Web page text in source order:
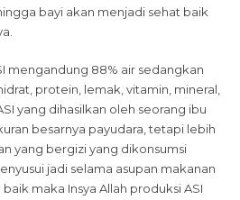
bayi akan menjadi sehat baik
mengandung 88% air sedangkan
protein, lemak, vitamin, mineral,
yang dihasilkan oleh seorang ibu
besarnya payudara, tetapi lebih
yang bergizi yang dikonsumsi
jadi selama asupan makanan
maka Insya Allah produksi ASI